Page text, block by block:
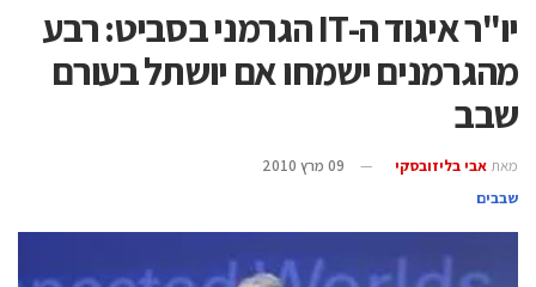
יו"ר איגוד ה-IT הגרמני בסביט: רבע
מהגרמנים ישמחו אם יושתל בעורם
שבב
מאת אבי בליזובסקי
09 מרץ 2010
‫שבבים‬